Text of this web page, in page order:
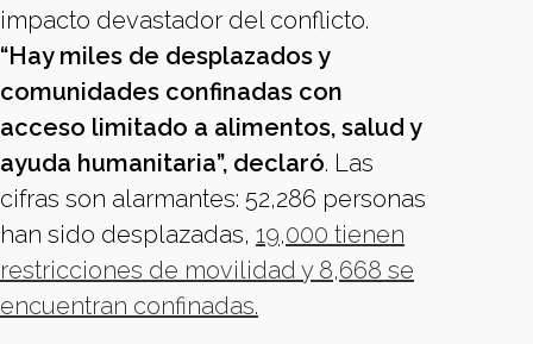
impacto devastador del conflicto.
“Hay miles de desplazados y
comunidades confinadas con
acceso limitado a alimentos, salud y
ayuda humanitaria”, declaró. Las
cifras son alarmantes: 52,286 personas
han sido desplazadas, 19,000 tienen
restricciones de movilidad y 8,668 se
encuentran confinadas.